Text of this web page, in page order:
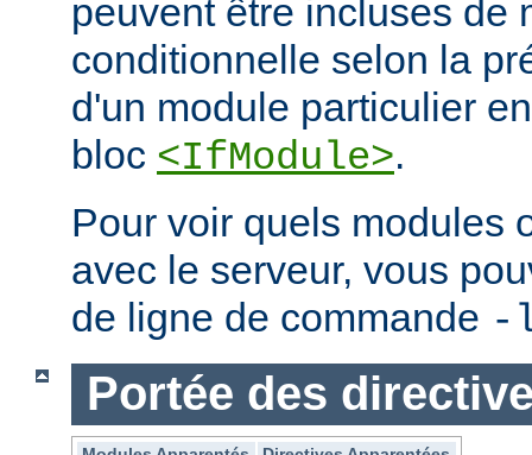
peuvent être incluses de
conditionnelle selon la
d'un module particulier
bloc <IfModule>.
Pour voir quels modules
avec le serveur, vous
de ligne de commande -
Portée des